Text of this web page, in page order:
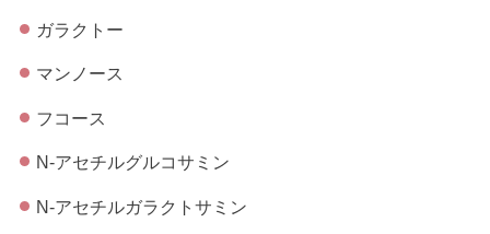
ガラクトー
マンノース
フコース
N‐アセチルグルコサミン
N‐アセチルガラクトサミン